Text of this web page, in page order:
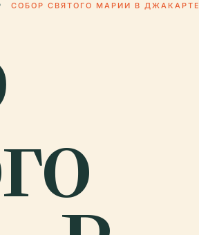
СОБОР СВЯТОГО МАРИИ В ДЖАКАРТЕ